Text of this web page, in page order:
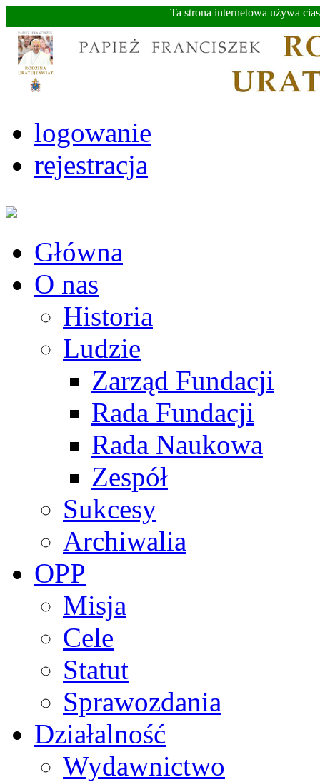
Ta strona internetowa używa
logowanie
rejestracja
Główna
O nas
Historia
Ludzie
Zarząd Fundacji
Rada Fundacji
Rada Naukowa
Zespół
Sukcesy
Archiwalia
OPP
Misja
Cele
Statut
Sprawozdania
Działalność
Wydawnictwo